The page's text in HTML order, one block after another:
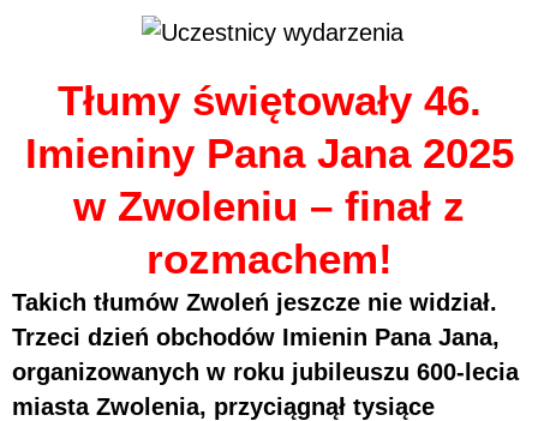
Tłumy świętowały 46.
Imieniny Pana Jana 2025
w Zwoleniu – finał z
rozmachem!
Takich tłumów Zwoleń jeszcze nie widział.
Trzeci dzień obchodów Imienin Pana Jana,
organizowanych w roku jubileuszu 600-lecia
miasta Zwolenia, przyciągnął tysiące